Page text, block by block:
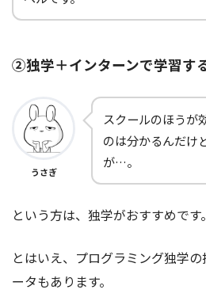
②独学＋インターンで学習す
うさぎ
スクールのほうが
のは分かるんだけ
が…。
という方は、独学がおすすめです。
とはいえ、プログラミング独学
ータもあります。